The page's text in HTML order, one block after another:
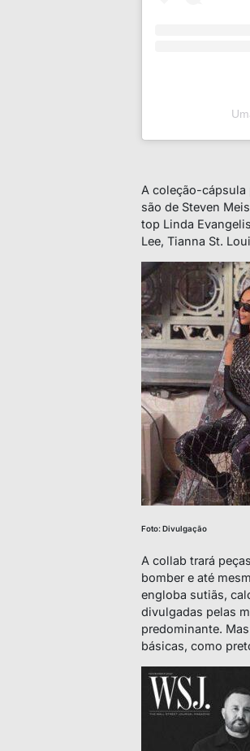
A coleção-cápsula
são de Steven
top Linda
Lee, Tianna St.
Foto: Divulgação
A collab trará
bomber e até
engloba sutiãs,
divulgadas pelas
predominante.
básicas, como